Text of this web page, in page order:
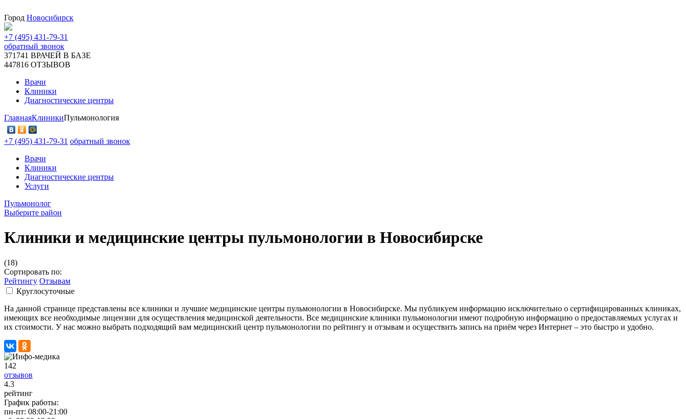
Город Новосибирск
+7 (495) 431-79-31
обратный звонок
371741 ВРАЧЕЙ В БАЗЕ
447816 ОТЗЫВОВ
Врачи
Клиники
Диагностические центры
ГлавнаяКлиникиПульмонология
+7 (495) 431-79-31 обратный звонок
Врачи
Клиники
Диагностические центры
Услуги
Пульмонолог
Выберите район
Клиники и медицинские центры пульмонологии в Новосибирске
(18)
Сортировать по:
Рейтингу Отзывам
Круглосуточные
На данной странице представлены все клиники и лучшие медицинские центры пульмонологии в Новосибирске. Мы публикуем информацию исключительно о сертифицированных клиниках,
имеющих все необходимые лицензии для осуществления медицинской деятельности. Все медицинские клиники пульмонологии имеют подробную информацию о предоставляемых услугах и
их стоимости. У нас можно выбрать подходящий вам медицинский центр пульмонологии по рейтингу и отзывам и осуществить запись на приём через Интернет – это быстро и удобно.
142
отзывов
4.3
рейтинг
График работы:
пн-пт: 08:00-21:00